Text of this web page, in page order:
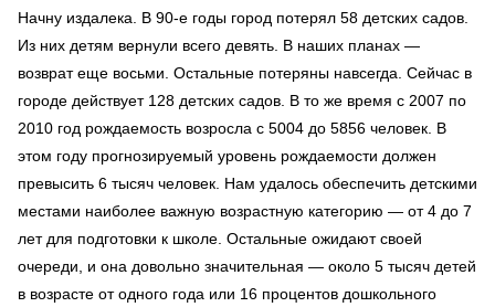
Начну издалека. В 90-е годы город потерял 58 детских садов.
Из них детям вернули всего девять. В наших планах —
возврат еще восьми. Остальные потеряны навсегда. Сейчас в
городе действует 128 детских садов. В то же время с 2007 по
2010 год рождаемость возросла с 5004 до 5856 человек. В
этом году прогнозируемый уровень рождаемости должен
превысить 6 тысяч человек. Нам удалось обеспечить детскими
местами наиболее важную возрастную категорию — от 4 до 7
лет для подготовки к школе. Остальные ожидают своей
очереди, и она довольно значительная — около 5 тысяч детей
в возрасте от одного года или 16 процентов дошкольного